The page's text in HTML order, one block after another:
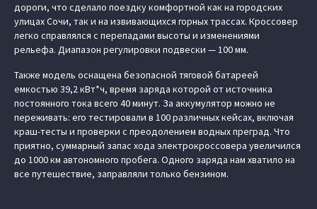
дороги, что сделало поездку комфортной как на городских
улицах Сочи, так и на извивающихся горных трассах. Кроссовер
легко справлялся с перепадами высоты и изменениями
рельефа. Диапазон регулировки подвески — 100 мм.
Также модель оснащена безопасной тяговой батареей
емкостью 39,2 кВт*ч, время заряда которой от источника
постоянного тока всего 40 минут. За аккумулятор можно не
переживать: его тестировали в 100 различных кейсах, включая
краш-тесты и проверки с преодолением водных преград. Что
приятно, суммарный запас хода электрокроссовера увеличился
до 1000 км автономного пробега. Одного заряда нам хватило на
все путешествие, заправляли только бензином.